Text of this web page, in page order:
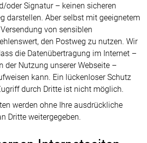
oder Signatur – keinen sicheren
darstellen. Aber selbst mit geeignetem
von sensiblen
den Postweg zu nutzen. Wir
die Datenübertragung im Internet –
der Nutzung unserer Webseite –
kann. Ein lückenloser Schutz
durch Dritte ist nicht möglich.
werden ohne Ihre ausdrückliche
Dritte weitergegeben.